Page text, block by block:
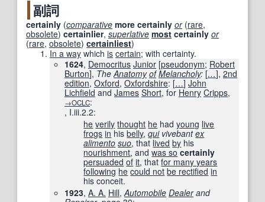
副詞
certainly (comparative more certainly or (rare,
obsolete) certainlier, superlative most certainly or
(rare, obsolete) certainliest)
In a way which is certain; with certainty.
1624, Democritus Junior [pseudonym; Robert
Burton], TheAnatomy of Melancholy: […], 2nd
edition, Oxford, Oxfordshire: […] John
Lichfield and James Short, for Henry Cripps,
→OCLC:
, I.iii.2.2:
he verily thought he hadyoung live
frogs in hisbelly,quivivebantex
alimento suo, that lived by his
nourishment, andwas so certainly
persuaded of it, thatfor many years
following he could not be rectified in
his conceit.
1923, A. A. Hill,Automobile Dealerand